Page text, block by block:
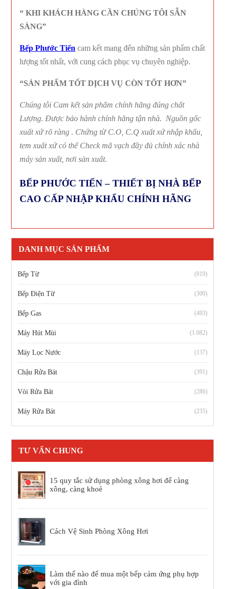
“ KHI KHÁCH HÀNG CẦN CHÚNG TÔI SẴN
SÀNG”
Bếp Phước Tiến cam kết mang đến những sản phẩm chất
lượng tốt nhất, với cung cách phục vụ chuyên nghiệp.
“SẢN PHẨM TỐT DỊCH VỤ CÒN TỐT HƠN”
Chúng tôi Cam kết sản phẩm chính hãng đúng chất
Lượng. Được bảo hành chính hãng tận nhà. Nguồn gốc
xuất xứ rõ ràng . Chứng từ C.O, C.Q xuất xứ nhập khẩu,
tem xuất xứ có thể Check mã vạch đầy đủ chính xác nhà
máy sản xuất, nơi sản xuất.
BẾP PHƯỚC TIẾN – THIẾT BỊ NHÀ BẾP
CAO CẤP NHẬP KHẨU CHÍNH HÃNG
DANH MỤC SẢN PHẨM
Bếp Từ (819)
Bếp Điện Từ (300)
Bếp Gas (493)
Máy Hút Mùi (1.082)
Máy Lọc Nước (137)
Chậu Rửa Bát (391)
Vòi Rửa Bát (286)
Máy Rửa Bát (235)
TƯ VẤN CHUNG
15 quy tắc sử dụng phòng xông hơi để càng
xông, càng khoẻ
Cách Vệ Sinh Phòng Xông Hơi
Làm thế nào để mua một bếp cảm ứng phụ hợp
với gia đình